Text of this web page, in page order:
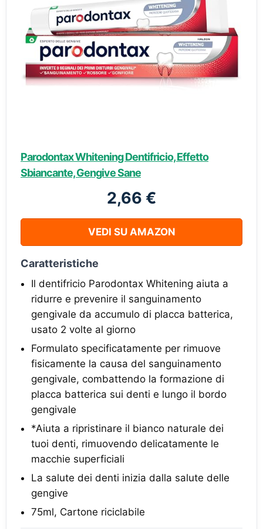
Parodontax Whitening Dentifricio, Effetto
Sbiancante, Gengive Sane
2,66 €
VEDI SU AMAZON
Caratteristiche
Il dentifricio Parodontax Whitening aiuta a
ridurre e prevenire il sanguinamento
gengivale da accumulo di placca batterica,
usato 2 volte al giorno
Formulato specificatamente per rimuove
fisicamente la causa del sanguinamento
gengivale, combattendo la formazione di
placca batterica sui denti e lungo il bordo
gengivale
*Aiuta a ripristinare il bianco naturale dei
tuoi denti, rimuovendo delicatamente le
macchie superficiali
La salute dei denti inizia dalla salute delle
gengive
75ml, Cartone riciclabile